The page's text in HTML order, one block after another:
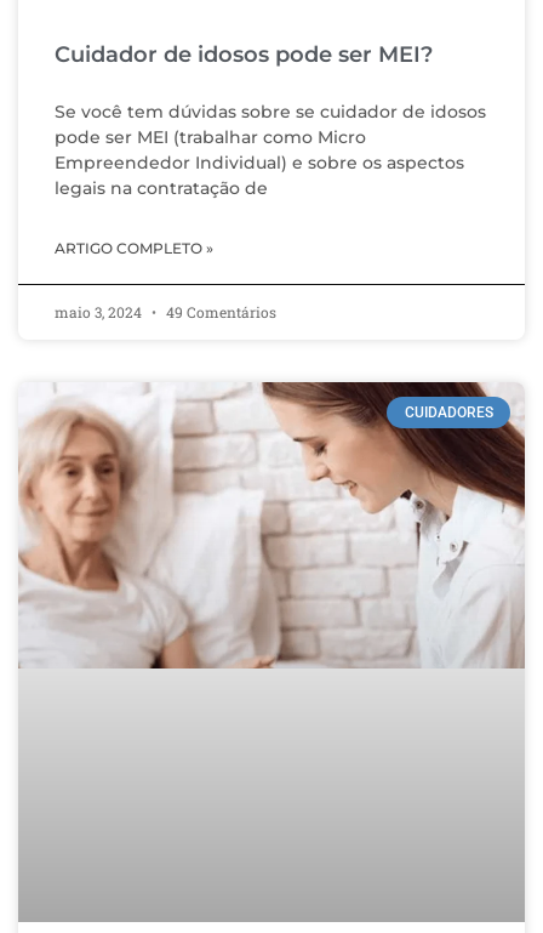
Cuidador de idosos pode ser MEI?
Se você tem dúvidas sobre se cuidador de idosos
pode ser MEI (trabalhar como Micro
Empreendedor Individual) e sobre os aspectos
legais na contratação de
ARTIGO COMPLETO »
maio 3, 2024 49 Comentários
CUIDADORES